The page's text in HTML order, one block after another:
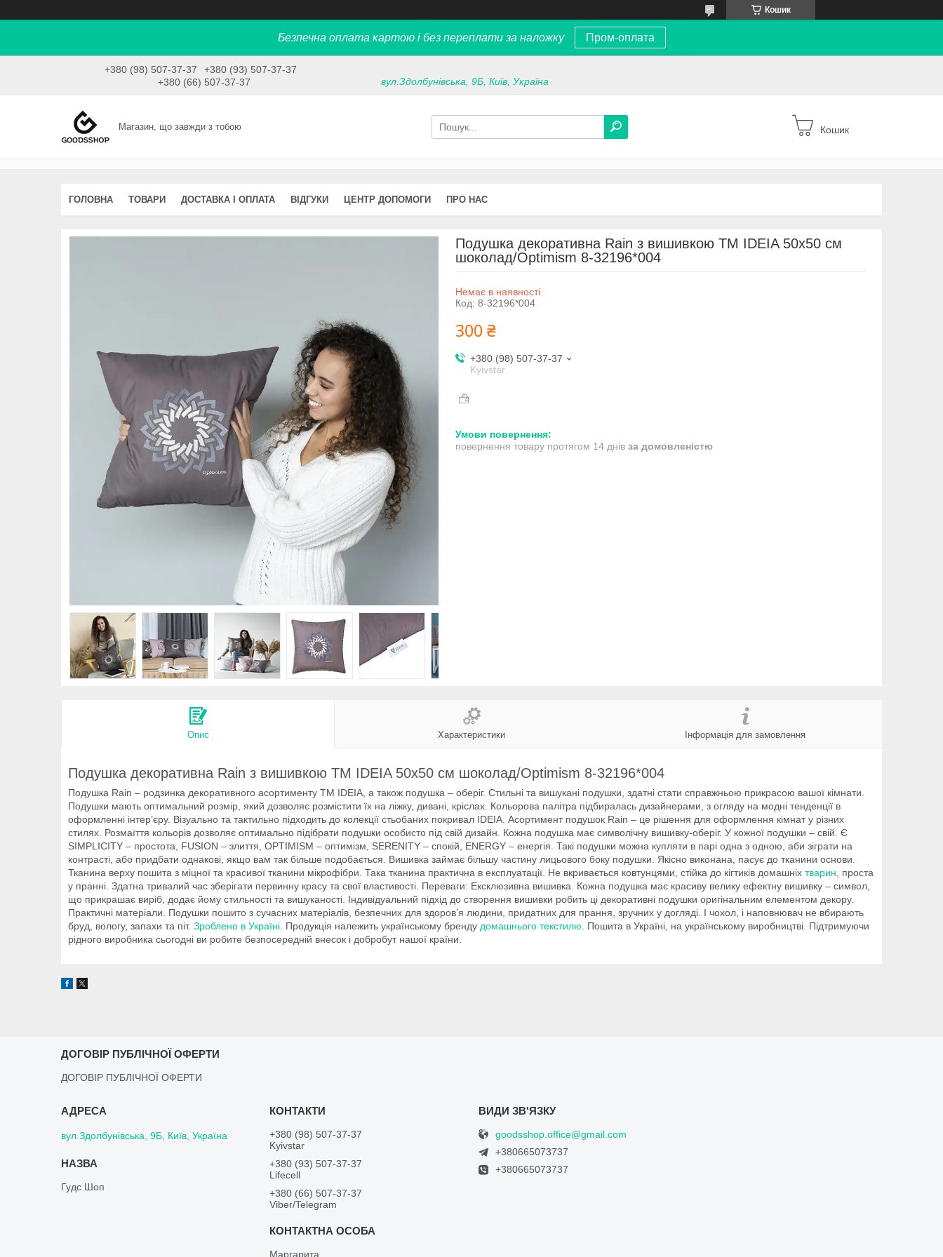
Кошик
Безпечна оплата картою і без переплати за наложку Пром-оплата
+380 (98) 507-37-37
+380 (93) 507-37-37
+380 (66) 507-37-37
вул.Здолбунівська, 9Б, Київ, Україна
Магазин, що завжди з тобою Кошик
ГОЛОВНА ТОВАРИ ДОСТАВКА І ОПЛАТА ВІДГУКИ ЦЕНТР ДОПОМОГИ ПРО НАС
Подушка декоративна Rain з вишивкою ТМ IDEIA 50х50 см
шоколад/Optimism 8-32196*004
Немає в наявності
Код: 8-32196*004
300 ₴
+380 (98) 507-37-37
Kyivstar
повернення товару протягом 14 днів за домовленістю
Опис Характеристики Інформація для замовлення
Подушка декоративна Rain з вишивкою ТМ IDEIA 50х50 см шоколад/Optimism 8-32196*004
Подушка Rain – родзинка декоративного асортименту ТМ IDEIA, а також подушка – оберіг. Стильні та вишукані подушки, здатні стати справжньою прикрасою вашої кімнати.
Подушки мають оптимальний розмір, який дозволяє розмістити їх на ліжку, дивані, кріслах. Кольорова палітра підбиралась дизайнерами, з огляду на модні тенденції в
оформленні інтер’єру. Візуально та тактильно підходить до колекції стьобаних покривал IDEIA. Асортимент подушок Rain – це рішення для оформлення кімнат у різних
стилях. Розмаїття кольорів дозволяє оптимально підібрати подушки особисто під свій дизайн. Кожна подушка має символічну вишивку-оберіг. У кожної подушки – свій. Є
SIMPLICITY – простота, FUSION – злиття, OPTIMISM – оптимізм, SERENITY – спокій, ENERGY – енергія. Такі подушки можна купляти в парі одна з одною, аби зіграти на
контрасті, або придбати однакові, якщо вам так більше подобається. Вишивка займає більшу частину лицьового боку подушки. Якісно виконана, пасує до тканини основи.
Тканина верху пошита з міцної та красивої тканини мікрофібри. Така тканина практична в експлуатації. Не вкривається ковтунцями, стійка до кігтиків домашніх тварин , проста
у пранні. Здатна тривалий час зберігати первинну красу та свої властивості. Переваги: Ексклюзивна вишивка. Кожна подушка має красиву велику ефектну вишивку – символ,
що прикрашає виріб, додає йому стильності та вишуканості. Індивідуальний підхід до створення вишивки робить ці декоративні подушки оригінальним елементом декору.
Практичні матеріали. Подушки пошито з сучасних матеріалів, безпечних для здоров’я людини, придатних для прання, зручних у догляді. І чохол, і наповнювач не вбирають
бруд, вологу, запахи та піт. Зроблено в Україні . Продукція належить українському бренду домашнього текстилю . Пошита в Україні, на українському виробництві. Підтримуючи
рідного виробника сьогодні ви робите безпосередній внесок і добробут нашої країни.
ДОГОВІР ПУБЛІЧНОЇ ОФЕРТИ
ДОГОВІР ПУБЛІЧНОЇ ОФЕРТИ
вул.Здолбунівська, 9Б, Київ, Україна
Гудс Шоп
+380 (98) 507-37-37
Kyivstar
+380 (93) 507-37-37
Lifecell
+380 (66) 507-37-37
Viber/Telegram
Маргарита
goodsshop.office@gmail.com
+380665073737
+380665073737